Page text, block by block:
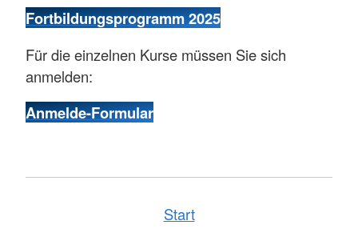
Fortbildungsprogramm 2025
Für die einzelnen Kurse müssen Sie sich
anmelden:
Anmelde-Formular
Start